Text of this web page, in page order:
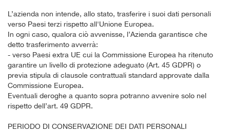
L’azienda non intende, allo stato, trasferire i suoi dati personali
verso Paesi terzi rispetto all'Unione Europea.
In ogni caso, qualora ciò avvenisse, l’Azienda garantisce che
detto trasferimento avverrà:
- verso Paesi extra UE cui la Commissione Europea ha ritenuto
garantire un livello di protezione adeguato (Art. 45 GDPR) o
previa stipula di clausole contrattuali standard approvate dalla
Commissione Europea.
Eventuali deroghe a quanto sopra potranno avvenire solo nel
rispetto dell’art. 49 GDPR.
PERIODO DI CONSERVAZIONE DEI DATI PERSONALI